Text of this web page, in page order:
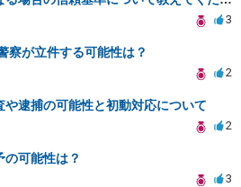
3
察が立件する可能性は？
2
や逮捕の可能性と初動対応について
2
可能性は？
3